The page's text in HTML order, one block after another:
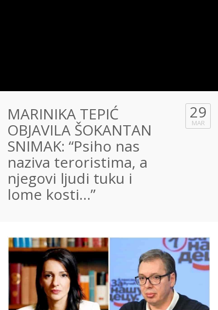
MARINIKA TEPIĆ
OBJAVILA ŠOKANTAN
SNIMAK: “Psiho nas
naziva teroristima, a
njegovi ljudi tuku i
lome kosti…”
29
MAR